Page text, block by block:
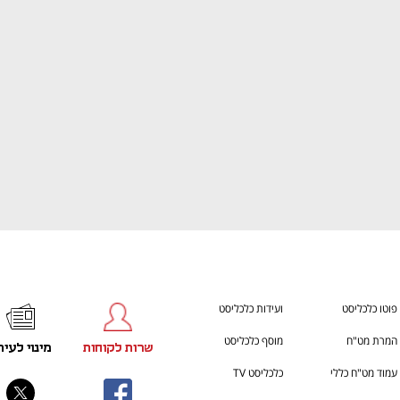
פוטו כלכליסט ועידות כלכליסט
המרת מט"ח מוסף כלכליסט
עמוד מט"ח כללי כלכליסט TV
שרות לקוחות מינוי